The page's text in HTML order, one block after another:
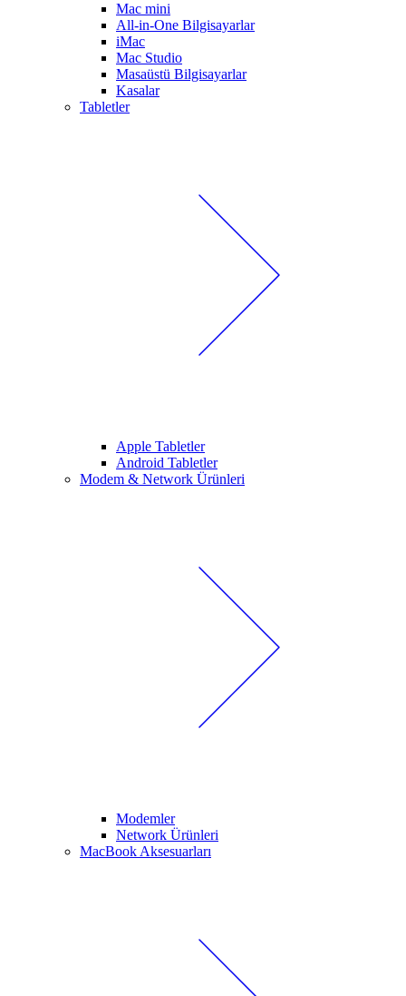
Mac mini
All-in-One Bilgisayarlar
iMac
Mac Studio
Masaüstü Bilgisayarlar
Kasalar
Tabletler
Apple Tabletler
Android Tabletler
Modem & Network Ürünleri
Modemler
Network Ürünleri
MacBook Aksesuarları